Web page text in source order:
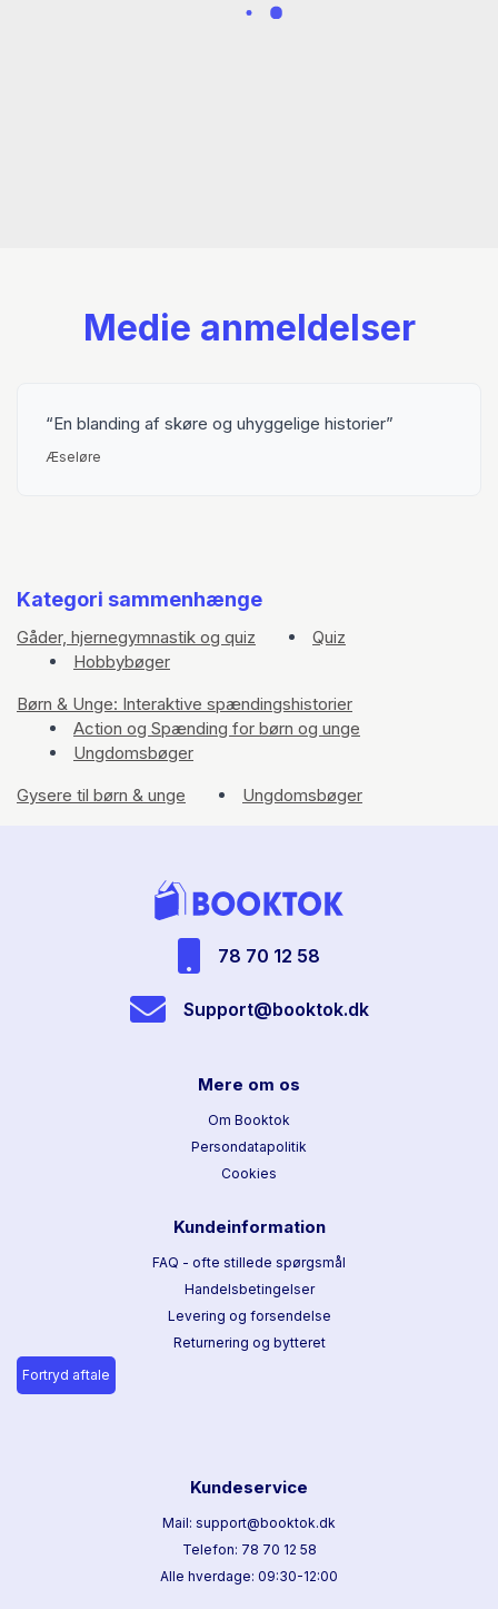
Medie anmeldelser
En blanding af skøre og uhyggelige historier
Æseløre
Kategori sammenhænge
Gåder, hjernegymnastik og quiz
Quiz
Hobbybøger
Børn & Unge: Interaktive spændingshistorier
Action og Spænding for børn og unge
Ungdomsbøger
Gysere til børn & unge
Ungdomsbøger
78 70 12 58
Support@booktok.dk
Mere om os
Om Booktok
Persondatapolitik
Cookies
Kundeinformation
FAQ - ofte stillede spørgsmål
Handelsbetingelser
Levering og forsendelse
Returnering og bytteret
Fortryd aftale
Kundeservice
Mail: support@booktok.dk
Telefon: 78 70 12 58
Alle hverdage: 09:30-12:00